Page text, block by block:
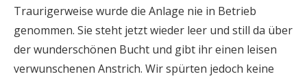
Traurigerweise wurde die Anlage nie in Betrieb
genommen. Sie steht jetzt wieder leer und still da über
der wunderschönen Bucht und gibt ihr einen leisen
verwunschenen Anstrich. Wir spürten jedoch keine